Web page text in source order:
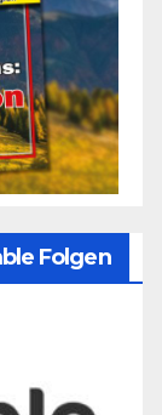
Folgen